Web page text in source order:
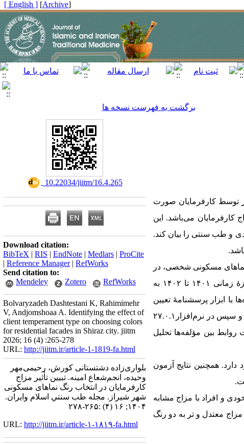
[
Archive
]
[ English ]
برگشت به فهرست نسخه ها
توسط کارفرمایان صورت
کارفرمایان می‌باشد. این
و طب سنتی را بیان کند.
نماهای مسکونی شخصی، در
به‌منظور انجام این پژوهش، ۱۳۶ نفر از کارفرمایان شهر شیراز که در بازۀ زمانی ۱۴۰۱ تا ۱۴۰۲ به
با ابزار پرسشنامۀ تعیین
مزاج (دکتر مجاهدی) و انتخاب تصاویر نماها از رنگ‌های مختلف، توسط جامعۀ آماری مذکور جمع‌آوری شد و سپس در نرم‌افزار۲۷.۰.۱
روابط بین مؤلفه‌ها تحلیل
همچنین نتایج آزمون
و افراد با مزاج مشابه
معتدل و تر به دو رنگ
‎ 10.22034/jiitm/16.4.265
Download citation:
BibTeX | RIS | EndNote | Medlars | ProCite
| Reference Manager| RefWorks
Send citation to:
Mendeley
Zotero RefWorks
Bolvaryzadeh Dashtestani K, Rahimimehr
V, Andjomshoaa A. Identifying the effect of
client temperament type on choosing colors
for residential facades in Shiraz city. jiitm
2026; 16 (4) :265-278
URL: http://jiitm.ir/article-1-1819-fa.html
بلواری‌زاده دشتستانی کورش، رحیمی‌مهر
وحیده، انجم‌‌شعاع امینه. تبیین تأثیر مزاج
کارفرمایان در انتخاب رنگ نماهای مسکونی
شهر شیراز. مجله طب سنتي اسلام وايران.
۱۴۰۴; ۱۶ (۴) :۲۶۵-۲۷۸
URL: http://jiitm.ir/article-۱-۱۸۱۹-fa.html